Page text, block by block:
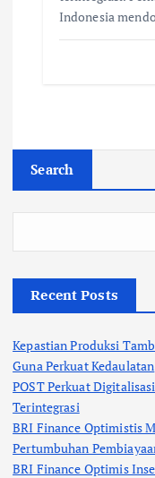
Indonesia
Search
Recent Posts
Kepastian Produksi
Guna Perkuat Kedaulatan
POST Perkuat
Terintegrasi
BRI Finance Optimistis
Pertumbuhan
BRI Finance Optimis